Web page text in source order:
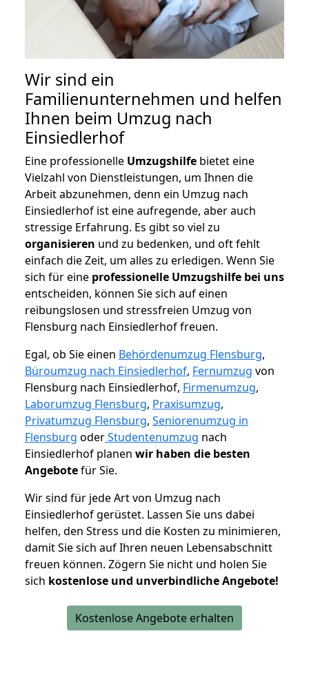
Wir sind ein
Familienunternehmen und helfen
Ihnen beim Umzug nach
Einsiedlerhof
Eine professionelle Umzugshilfe bietet eine
Vielzahl von Dienstleistungen, um Ihnen die
Arbeit abzunehmen, denn ein Umzug nach
Einsiedlerhof ist eine aufregende, aber auch
stressige Erfahrung. Es gibt so viel zu
organisieren und zu bedenken, und oft fehlt
einfach die Zeit, um alles zu erledigen. Wenn Sie
sich für eine professionelle Umzugshilfe bei uns
entscheiden, können Sie sich auf einen
reibungslosen und stressfreien Umzug von
Flensburg nach Einsiedlerhof freuen.
Egal, ob Sie einen Behördenumzug Flensburg,
Büroumzug nach Einsiedlerhof, Fernumzug von
Flensburg nach Einsiedlerhof, Firmenumzug,
Laborumzug Flensburg, Praxisumzug,
Privatumzug Flensburg, Seniorenumzug in
Flensburg oderStudentenumzug nach
Einsiedlerhof planen wir haben die besten
Angebotefür Sie.
Wir sind für jede Art von Umzug nach
Einsiedlerhof gerüstet. Lassen Sie uns dabei
helfen, den Stress und die Kosten zu minimieren,
damit Sie sich auf Ihren neuen Lebensabschnitt
freuen können. Zögern Sie nicht und holen Sie
sich kostenlose und unverbindliche Angebote!
Kostenlose Angebote erhalten